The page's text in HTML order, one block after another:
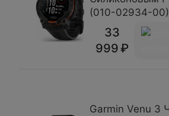
(010-02934-00)
33
999
Garmin Venu 3